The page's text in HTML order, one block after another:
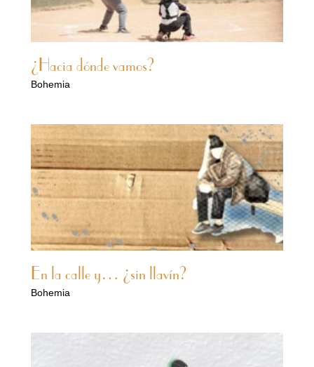
¿Hacia dónde vamos?
Bohemia
En la calle y… ¿sin llavín?
Bohemia